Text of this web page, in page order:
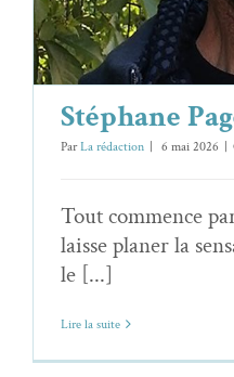
Stéphane
ParLa rédaction 6 mai 2026
Tout commence
laisse planer la
le [...]
Lire la suite